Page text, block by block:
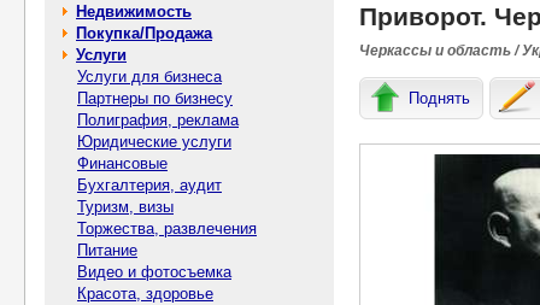
Недвижимость
Покупка/Продажа
Услуги
Услуги для бизнеса
Партнеры по бизнесу
Полиграфия, реклама
Юридические услуги
Финансовые
Бухгалтерия, аудит
Туризм, визы
Торжества, развлечения
Питание
Видео и фотосъемка
Красота, здоровье
Приворот.
Черкассы и область /
Поднять